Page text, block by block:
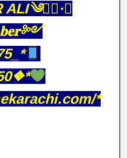
ALI༄●⃝·★
*